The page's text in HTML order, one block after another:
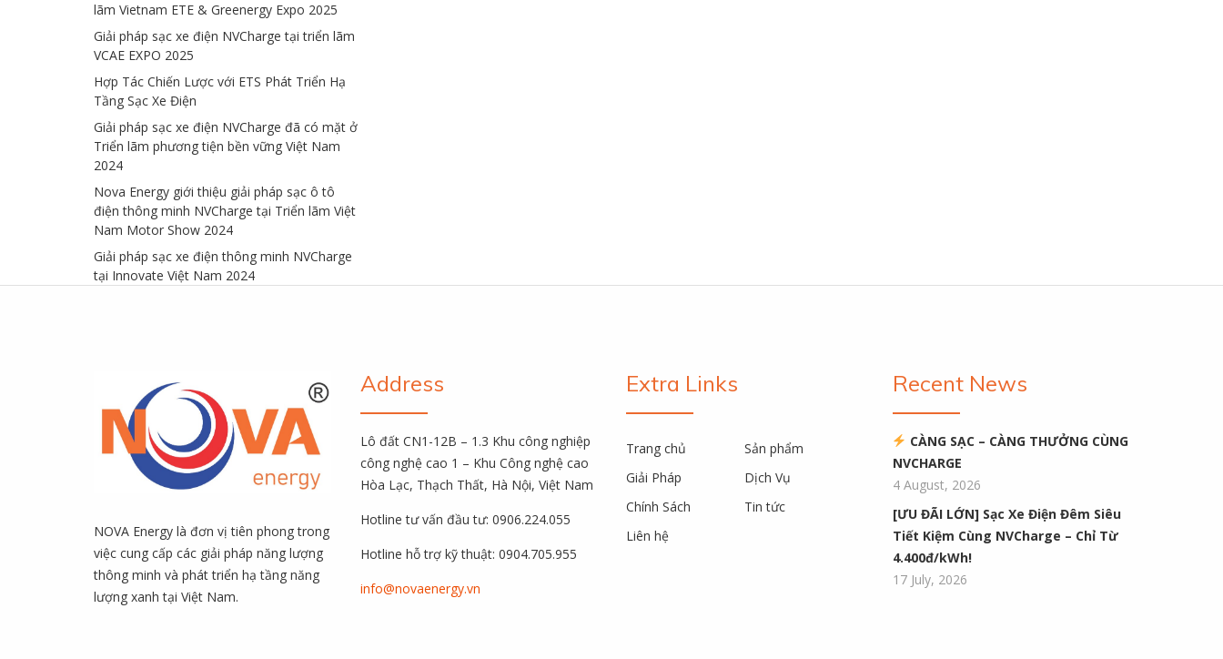
lãm Vietnam ETE & Greenergy Expo 2025
Giải pháp sạc xe điện NVCharge tại triển lãm
VCAE EXPO 2025
Hợp Tác Chiến Lược với ETS Phát Triển Hạ
Tầng Sạc Xe Điện
Giải pháp sạc xe điện NVCharge đã có mặt ở
Triển lãm phương tiện bền vững Việt Nam
2024
Nova Energy giới thiệu giải pháp sạc ô tô
điện thông minh NVCharge tại Triển lãm Việt
Nam Motor Show 2024
Giải pháp sạc xe điện thông minh NVCharge
tại Innovate Việt Nam 2024
NOVA Energy là đơn vị tiên phong trong
việc cung cấp các giải pháp năng lượng
thông minh và phát triển hạ tầng năng
lượng xanh tại Việt Nam.
Address
Lô đất CN1-12B – 1.3 Khu công nghiệp
công nghệ cao 1 – Khu Công nghệ cao
Hòa Lạc, Thạch Thất, Hà Nội, Việt Nam
Hotline tư vấn đầu tư: 0906.224.055
Hotline hỗ trợ kỹ thuật: 0904.705.955
info@novaenergy.vn
Extra Links
Trang chủ
Sản phẩm
Giải Pháp
Dịch Vụ
Chính Sách
Tin tức
Liên hệ
Recent News
CÀNG SẠC – CÀNG THƯỞNG CÙNG
NVCHARGE
4 August, 2026
[ƯU ĐÃI LỚN] Sạc Xe Điện Đêm Siêu
Tiết Kiệm Cùng NVCharge – Chỉ Từ
4.400đ/kWh!
17 July, 2026